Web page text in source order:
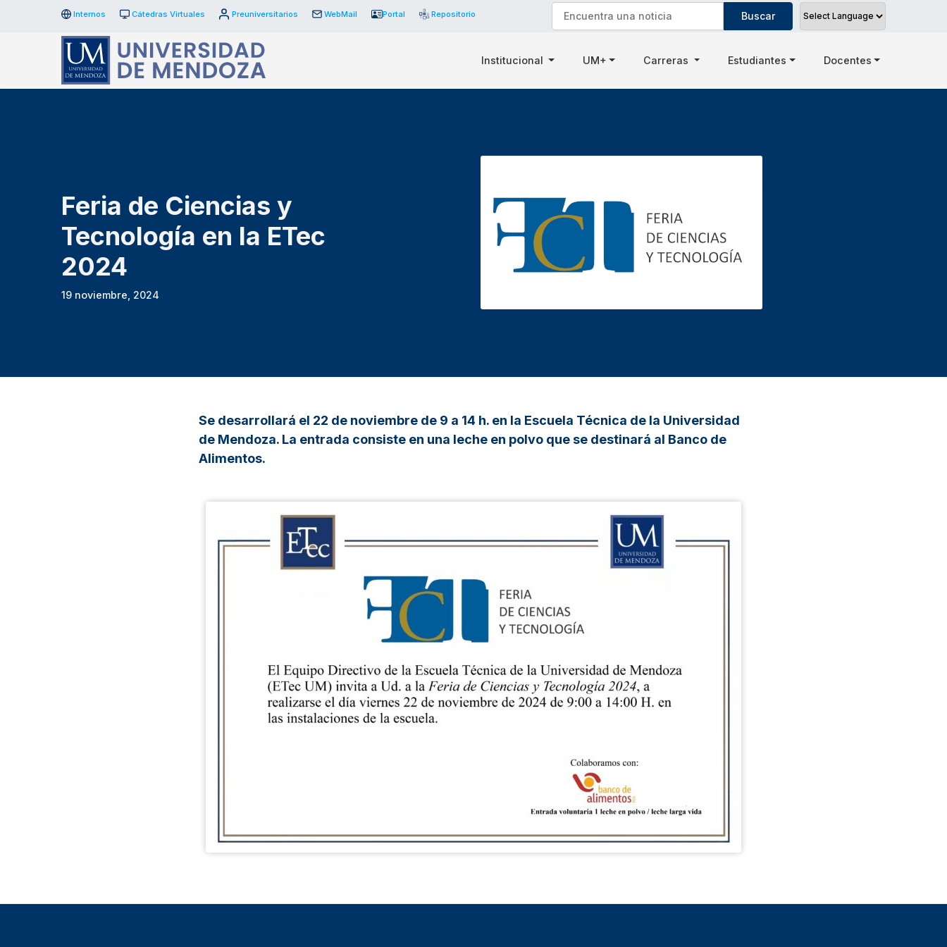
Internos Cátedras Virtuales Preuniversitarios WebMail Portal Repositorio
Institucional UM+ Carreras Estudiantes Docentes
Feria de Ciencias y
Tecnología en la ETec
2024
19 noviembre, 2024
Se desarrollará el 22 de noviembre de 9 a 14 h. en la Escuela Técnica de la Universidad
de Mendoza. La entrada consiste en una leche en polvo que se destinará al Banco de
Alimentos.